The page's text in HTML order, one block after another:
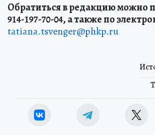
Обратиться в редакцию можно
914-197-70-04, а также по
tatiana.tsvenger@phkp.ru